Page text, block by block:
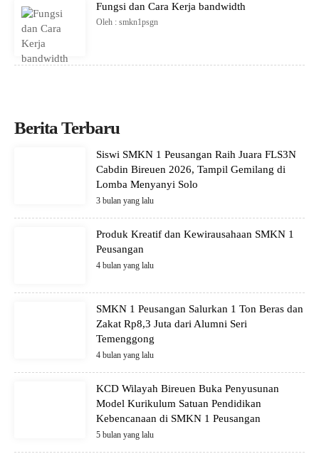
Fungsi dan Cara Kerja bandwidth
Oleh : smkn1psgn
Berita Terbaru
Siswi SMKN 1 Peusangan Raih Juara FLS3N
Cabdin Bireuen 2026, Tampil Gemilang di
Lomba Menyanyi Solo
3 bulan yang lalu
Produk Kreatif dan Kewirausahaan SMKN 1
Peusangan
4 bulan yang lalu
SMKN 1 Peusangan Salurkan 1 Ton Beras dan
Zakat Rp8,3 Juta dari Alumni Seri
Temenggong
4 bulan yang lalu
KCD Wilayah Bireuen Buka Penyusunan
Model Kurikulum Satuan Pendidikan
Kebencanaan di SMKN 1 Peusangan
5 bulan yang lalu